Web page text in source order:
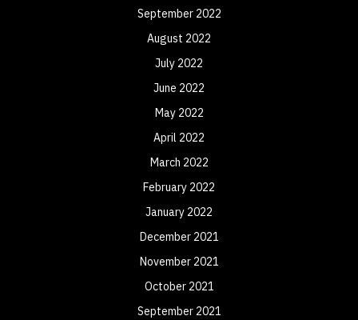
September 2022
August 2022
July 2022
June 2022
May 2022
April 2022
March 2022
February 2022
January 2022
December 2021
November 2021
October 2021
September 2021